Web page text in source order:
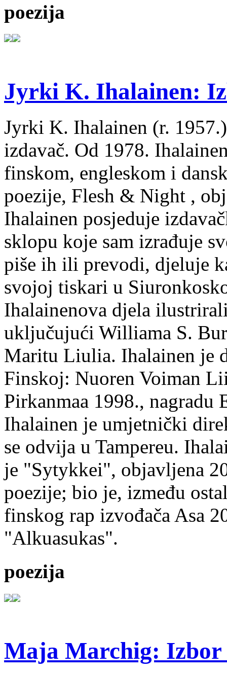
poezija
Jyrki K. Ihalainen:
Jyrki K. Ihalainen (r.
izdavač. Od 1978.
finskom, engleskom i
poezije, Flesh & Night ,
Ihalainen posjeduje
sklopu koje sam izrađuje
piše ih ili prevodi, djeluje
svojoj tiskari u
Ihalainenova djela
uključujući Williama S.
Maritu Liulia. Ihalainen je
Finskoj: Nuoren Voiman
Pirkanmaa 1998.,
Ihalainen je umjetnički
se odvija u Tampereu.
je "Sytykkei", objavljena
poezije; bio je, između
finskog rap izvođača Asa
"Alkuasukas".
poezija
Maja Marchig: Izbor